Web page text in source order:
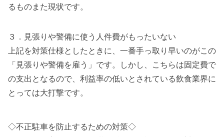
るものまた現状です。
３．見張りや警備に使う人件費がもったいない
上記を対策仕様としたときに、一番手っ取り早いのがこの
「見張りや警備を雇う」です。しかし、こちらは固定費で
の支出となるので、利益率の低いとされている飲食業界に
とっては大打撃です。
◇不正駐車を防止するための対策◇